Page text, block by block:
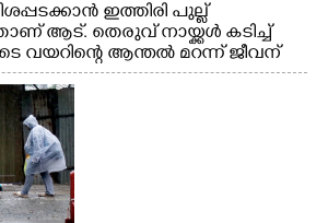
ഇത്തിരി പുല്ല്
ആട്. തെരുവ് നായ്ക്കൾ കടിച്ച്
വയറിന്റെ ആന്തൽ മറന്ന് ജീവന്
എറണാകുളം വാത്തുരുത്തിയിൽ